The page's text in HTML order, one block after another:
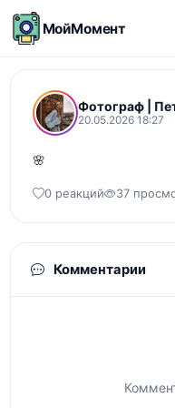
МойМомент
Фотограф |
20.05.2026 18:27
🌸
0 реакций 37
Комментарии